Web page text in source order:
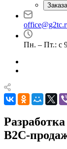
Пн. – Пт.: с
B2C-